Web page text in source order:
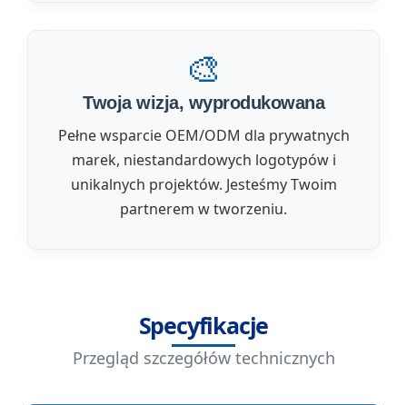
🎨
Twoja wizja, wyprodukowana
Pełne wsparcie OEM/ODM dla prywatnych
marek, niestandardowych logotypów i
unikalnych projektów. Jesteśmy Twoim
partnerem w tworzeniu.
Specyfikacje
Przegląd szczegółów technicznych